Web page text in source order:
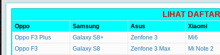
LIHAT
Oppo Samsung Asus
Xiaomi
Oppo F3 Plus
Galaxy S8+ Zenfone 3
Mi6
Oppo F3
Galaxy S8 Zenfone 3 Max
Mi Note 2